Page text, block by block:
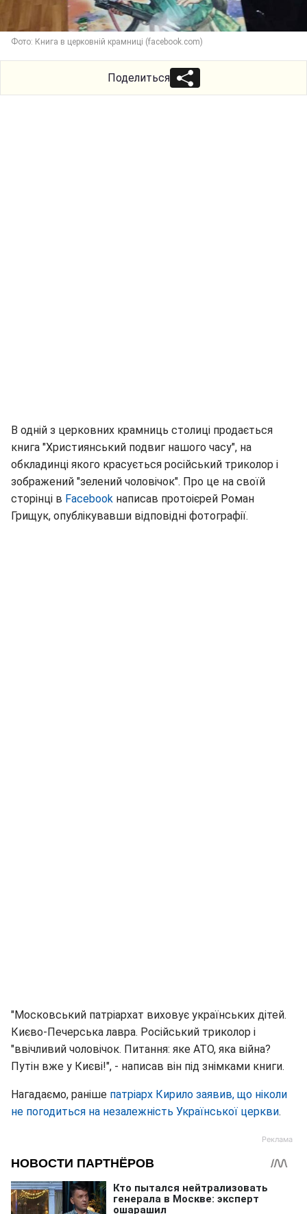
Фото: Книга в церковній крамниці (facebook.com)
Поделиться
В одній з церковних крамниць столиці продається
книга "Християнський подвиг нашого часу", на
обкладинці якого красується російський триколор і
зображений "зелений чоловічок". Про це на своїй
сторінці в Facebook написав протоієрей Роман
Грищук, опублікувавши відповідні фотографії.
"Московський патріархат виховує українських дітей.
Києво-Печерська лавра. Російський триколор і
"ввічливий чоловічок. Питання: яке АТО, яка війна?
Путін вже у Києві!", - написав він під знімками книги.
Нагадаємо, раніше патріарх Кирило заявив, що ніколи
не погодиться на незалежність Української церкви.